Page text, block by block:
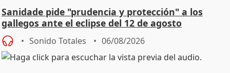
Sanidade pide "prudencia y protección" a los
gallegos ante el eclipse del 12 de agosto
Sonido Totales 06/08/2026